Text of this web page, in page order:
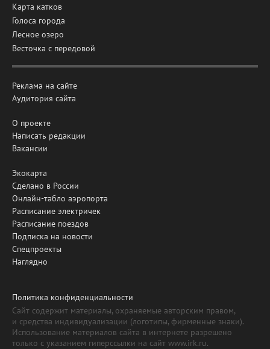
Карта катков
Голоса города
Лесное озеро
Весточка с передовой
Реклама на сайте
Аудитория сайта
О проекте
Написать редакции
Вакансии
Экокарта
Сделано в России
Онлайн-табло аэропорта
Расписание электричек
Расписание поездов
Подписка на новости
Спецпроекты
Наглядно
Политика конфиденциальности
Сайт содержит материалы, охраняемые авторским правом,
и средства индивидуализации (логотипы, фирменные знаки).
Использование материалов сайта в интернете разрешено
только с указанием гиперссылки на сайт www.irk.ru.